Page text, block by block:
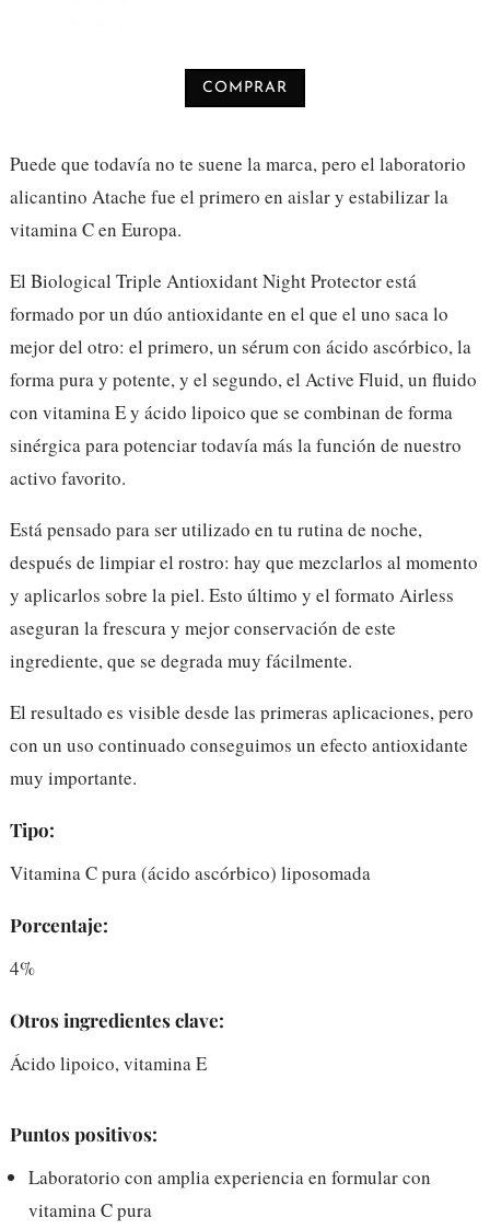
COMPRAR
Puede que todavía no te suene la marca, pero el laboratorio
alicantino Atache fue el primero en aislar y estabilizar la
vitamina C en Europa.
El Biological Triple Antioxidant Night Protector está
formado por un dúo antioxidante en el que el uno saca lo
mejor del otro: el primero, un sérum con ácido ascórbico, la
forma pura y potente, y el segundo, el Active Fluid, un fluido
con vitamina E y ácido lipoico que se combinan de forma
sinérgica para potenciar todavía más la función de nuestro
activo favorito.
Está pensado para ser utilizado en tu rutina de noche,
después de limpiar el rostro: hay que mezclarlos al momento
y aplicarlos sobre la piel. Esto último y el formato Airless
aseguran la frescura y mejor conservación de este
ingrediente, que se degrada muy fácilmente.
El resultado es visible desde las primeras aplicaciones, pero
con un uso continuado conseguimos un efecto antioxidante
muy importante.
Tipo:
Vitamina C pura (ácido ascórbico) liposomada
Porcentaje:
4%
Otros ingredientes clave:
Ácido lipoico, vitamina E
Puntos positivos:
Laboratorio con amplia experiencia en formular con
vitamina C pura